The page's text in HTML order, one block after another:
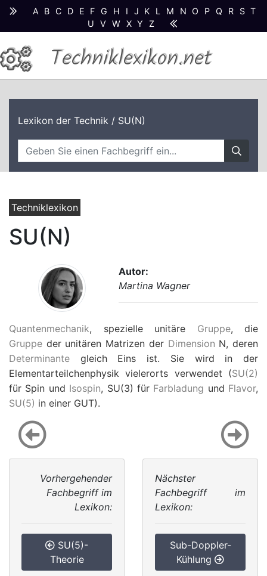
A B C D E F G H I J K L M N O P Q R S T
U
V W X Y Z
Techniklexikon.net
Lexikon der Technik / SU(N)
Techniklexikon
SU(N)
Autor:
Martina Wagner
Quantenmechanik, spezielle unitäre Gruppe, die
Gruppe der unitären Matrizen der Dimension N, deren
Determinante gleich Eins ist. Sie wird in der
Elementarteilchenphysik vielerorts verwendet (SU(2)
für Spin und Isospin, SU(3) für Farbladung und Flavor,
SU(5) in einer GUT).
Vorhergehender
Fachbegriff im
Lexikon:
SU(5)-
Theorie
Nächster
Fachbegriff im
Lexikon:
Sub-Doppler-
Kühlung